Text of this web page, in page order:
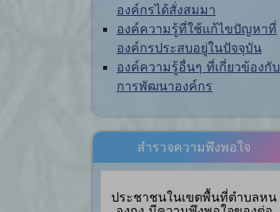
องค์กรได้สั่งสมมา
องค์ความรู้ที่ใช้แก้ไขปัญหาที่
องค์กรประสบอยู่ในปัจจุบัน
องค์ความรู้อื่นๆ ที่เกี่ยวข้องกับ
การพัฒนาองค์กร
สำรวจความพึงพอใจ
ประชาชนในเขตพื้นที่ตำบลหน